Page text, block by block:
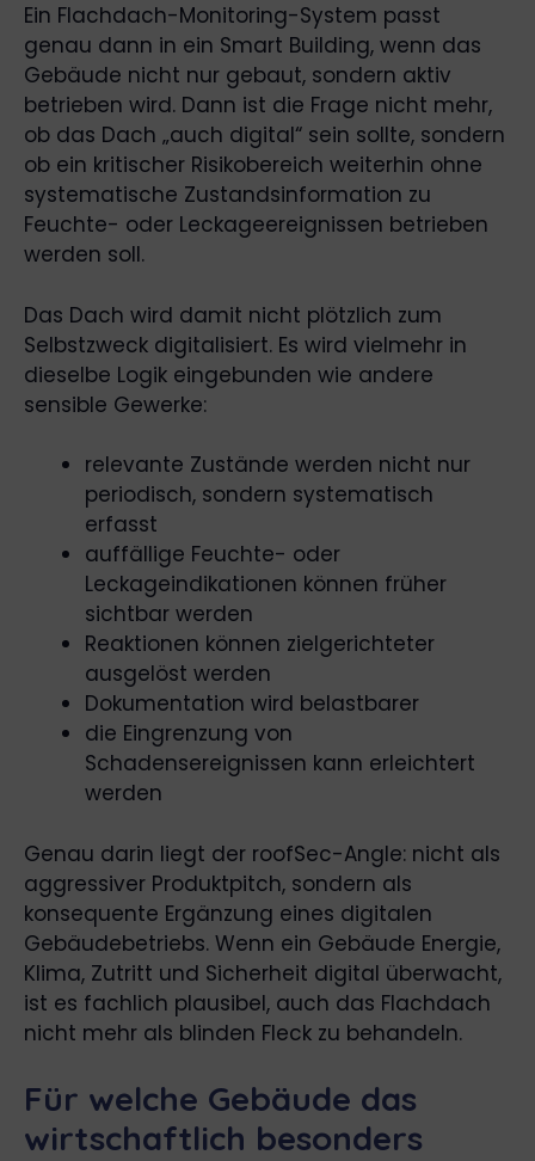
Ein Flachdach-Monitoring-System passt
genau dann in ein Smart Building, wenn das
Gebäude nicht nur gebaut, sondern aktiv
betrieben wird. Dann ist die Frage nicht mehr,
ob das Dach „auch digital“ sein sollte, sondern
ob ein kritischer Risikobereich weiterhin ohne
systematische Zustandsinformation zu
Feuchte- oder Leckageereignissen betrieben
werden soll.
Das Dach wird damit nicht plötzlich zum
Selbstzweck digitalisiert. Es wird vielmehr in
dieselbe Logik eingebunden wie andere
sensible Gewerke:
relevante Zustände werden nicht nur
periodisch, sondern systematisch
erfasst
auffällige Feuchte- oder
Leckageindikationen können früher
sichtbar werden
Reaktionen können zielgerichteter
ausgelöst werden
Dokumentation wird belastbarer
die Eingrenzung von
Schadensereignissen kann erleichtert
werden
Genau darin liegt der roofSec-Angle: nicht als
aggressiver Produktpitch, sondern als
konsequente Ergänzung eines digitalen
Gebäudebetriebs. Wenn ein Gebäude Energie,
Klima, Zutritt und Sicherheit digital überwacht,
ist es fachlich plausibel, auch das Flachdach
nicht mehr als blinden Fleck zu behandeln.
Für welche Gebäude das
wirtschaftlich besonders